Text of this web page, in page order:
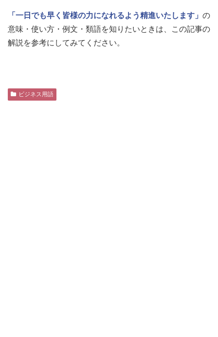
「一日でも早く皆様の力になれるよう精進いたします」 の
意味・使い方・例文・類語を知りたいときは、この記事の
解説を参考にしてみてください。
ビジネス用語